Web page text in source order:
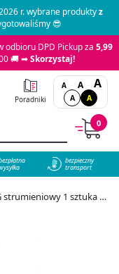
r. wybrane produktyz
😎
DPD Pickup za 5,99
🚚 ➡Skorzystaj!
Poradniki
A A A
A A
0
bezpieczny
transport
1 sztuka - cena 4,49 zł